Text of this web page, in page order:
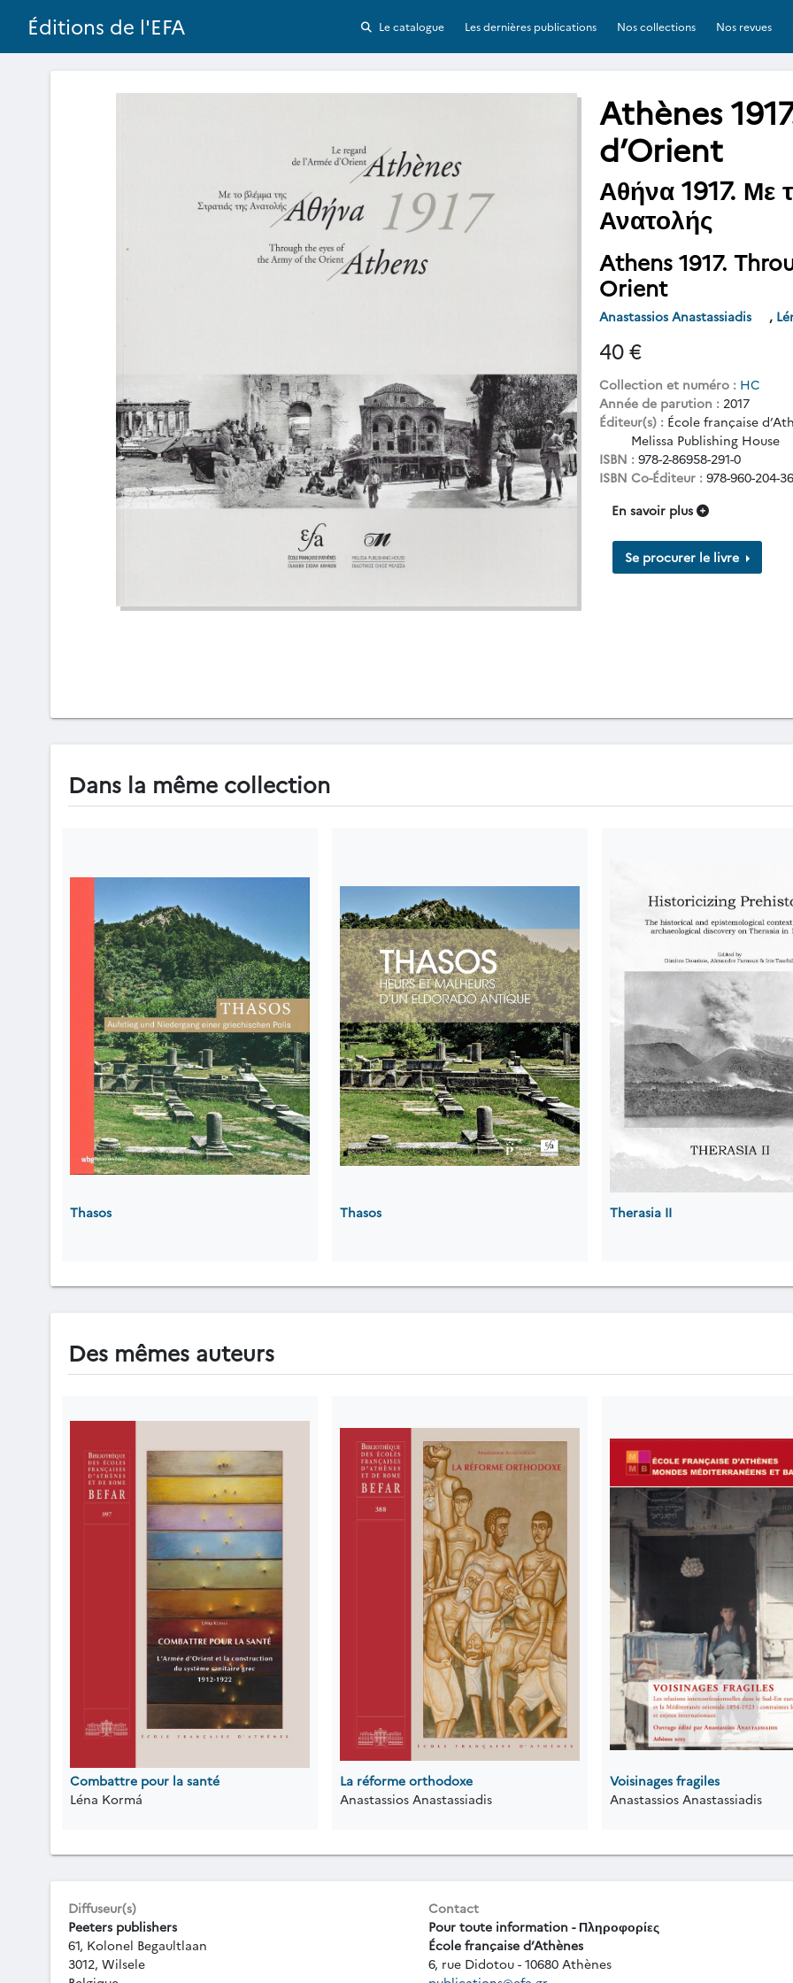
Éditions de l'EFA Le catalogue Les dernières publications Nos collections Nos revues
Athènes
d’Orient
Αθήνα 1917. Με
Ανατολής
Athens 1917.
Orient
Anastassios Anastassiadis ,
40 €
Collection et numéro : HC
Année de parution : 2017
Éditeur(s) : École française
Melissa Publishing House
ISBN : 978-2-86958-291-0
ISBN Co-Éditeur : 978-960-204-
En savoir plus
Se procurer le livre
Dans la même collection
Thasos Thasos Therasia II
Des mêmes auteurs
Combattre pour la santé
Léna Kormá
La réforme orthodoxe
Anastassios Anastassiadis
Voisinages fragiles
Anastassios Anastassiadis
Diffuseur(s)
Peeters publishers
61, Kolonel Begaultlaan
3012, Wilsele
Contact
Pour toute information - Πληροφορίες
École française d’Athènes
6, rue Didotou - 10680 Athènes